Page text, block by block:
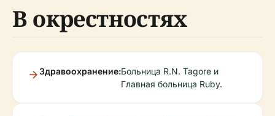
В окрестностях
Здравоохранение:Больница R.N. Tagore и
Главная больница Ruby.